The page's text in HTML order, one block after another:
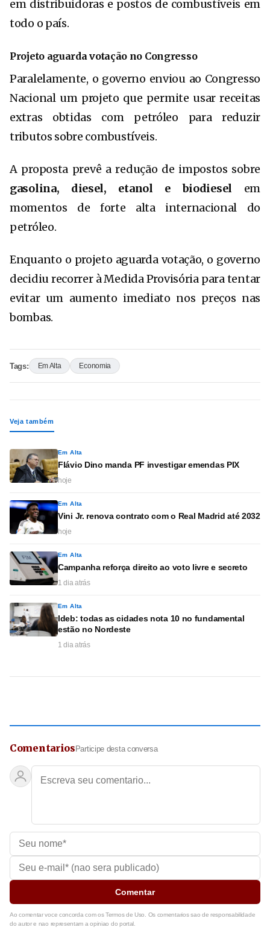
em distribuidoras e postos de combustíveis em
todo o país.
Projeto aguarda votação no Congresso
Paralelamente, o governo enviou ao Congresso
Nacional um projeto que permite usar receitas
extras obtidas com petróleo para reduzir
tributos sobre combustíveis.
A proposta prevê a redução de impostos sobre
gasolina, diesel, etanol e biodiesel em
momentos de forte alta internacional do
petróleo.
Enquanto o projeto aguarda votação, o governo
decidiu recorrer à Medida Provisória para tentar
evitar um aumento imediato nos preços nas
bombas.
Tags: Em Alta Economia
Veja também
Em Alta
Flávio Dino manda PF investigar emendas PIX
hoje
Em Alta
Vini Jr. renova contrato com o Real Madrid até 2032
hoje
Em Alta
Campanha reforça direito ao voto livre e secreto
1 dia atrás
Em Alta
Ideb: todas as cidades nota 10 no fundamental
estão no Nordeste
1 dia atrás
Comentarios Participe desta conversa
Comentar
Ao comentar voce concorda com os Termos de Uso. Os comentarios sao de responsabilidade
do autor e nao representam a opiniao do portal.